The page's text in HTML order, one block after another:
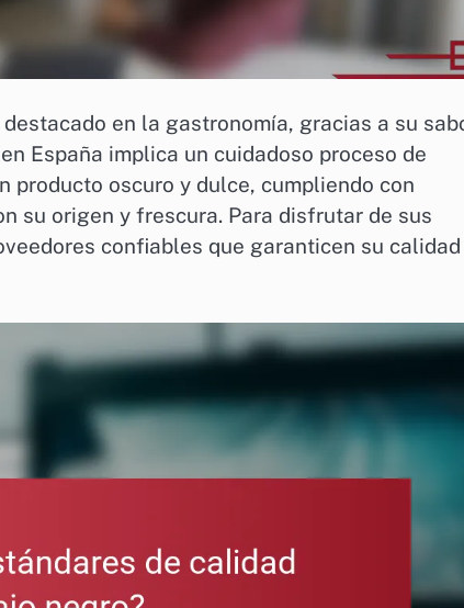
en la gastronomía, gracias a su
España implica un cuidadoso proceso de
oscuro y dulce, cumpliendo con
su origen y frescura. Para disfrutar de sus
confiables que garanticen su